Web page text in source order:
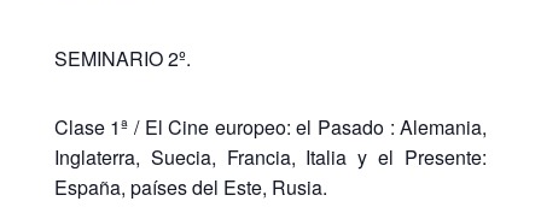
SEMINARIO 2º.
Clase 1ª / El Cine europeo: el Pasado : Alemania,
Inglaterra, Suecia, Francia, Italia y el Presente:
España, países del Este, Rusia.